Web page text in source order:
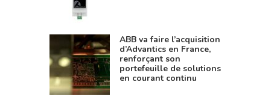
ABB va faire l’acquisition
d’Advantics en France,
renforçant son
portefeuille de solutions
en courant continu